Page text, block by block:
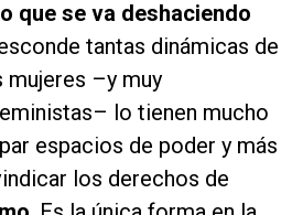
que se va deshaciendo
tantas dinámicas de
mujeres –y muy
lo tienen mucho
espacios de poder y más
los derechos de